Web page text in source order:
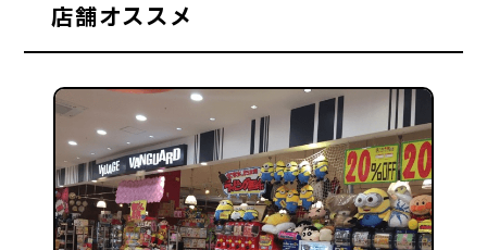
店舗オススメ